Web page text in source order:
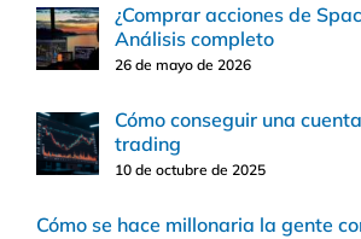
¿Comprar acciones de
Análisis completo
26 de mayo de 2026
Cómo conseguir una
trading
10 de octubre de 2025
Cómo se hace millonaria la gente